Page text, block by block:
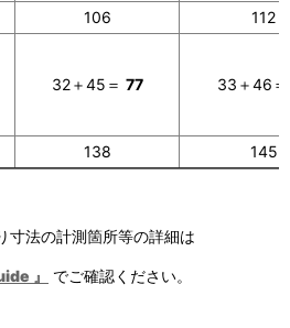
106 112
32＋45＝ 77 33＋46
138 145
寸法の計測箇所等の詳細は
』 でご確認ください。